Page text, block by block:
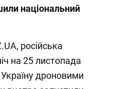
національний
російська
на 25 листопада
Україну дроновими